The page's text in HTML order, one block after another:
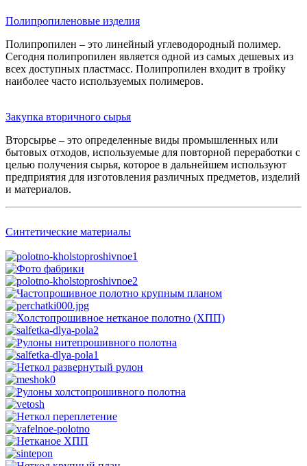
Полипропиленовые изделия
Полипропилен – это линейный углеводородный полимер.
Сегодня полипропилен является одной из самых дешевых из
всех доступных пластмасс. Полипропилен входит в тройку
наиболее часто используемых полимеров.
Закупка вторичного сырья
Вторсырье – это определенные виды промышленных или
бытовых отходов, используемые для повторной переработки с
целью получения сырья, которое в дальнейшем используют
предприятия для изготовления различных предметов, изделий
и материалов.
Синтетические материалы